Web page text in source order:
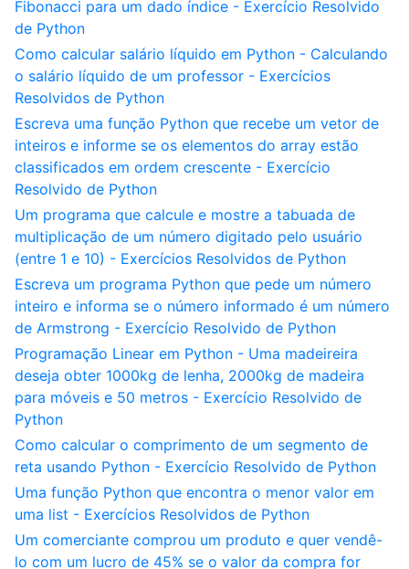
Fibonacci para um dado índice - Exercício Resolvido
de Python
Como calcular salário líquido em Python - Calculando
o salário líquido de um professor - Exercícios
Resolvidos de Python
Escreva uma função Python que recebe um vetor de
inteiros e informe se os elementos do array estão
classificados em ordem crescente - Exercício
Resolvido de Python
Um programa que calcule e mostre a tabuada de
multiplicação de um número digitado pelo usuário
(entre 1 e 10) - Exercícios Resolvidos de Python
Escreva um programa Python que pede um número
inteiro e informa se o número informado é um número
de Armstrong - Exercício Resolvido de Python
Programação Linear em Python - Uma madeireira
deseja obter 1000kg de lenha, 2000kg de madeira
para móveis e 50 metros - Exercício Resolvido de
Python
Como calcular o comprimento de um segmento de
reta usando Python - Exercício Resolvido de Python
Uma função Python que encontra o menor valor em
uma list - Exercícios Resolvidos de Python
Um comerciante comprou um produto e quer vendê-
lo com um lucro de 45% se o valor da compra for